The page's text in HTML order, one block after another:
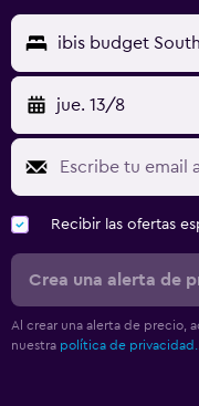
ibis budget
jue. 13/8
Recibir las ofertas
Crea una alerta de
Al crear una alerta de precio,
nuestra política de privacidad.